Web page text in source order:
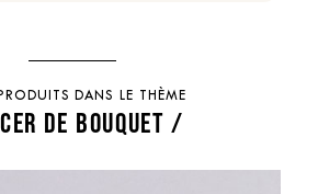
DANS LE THÈME
DE BOUQUET /